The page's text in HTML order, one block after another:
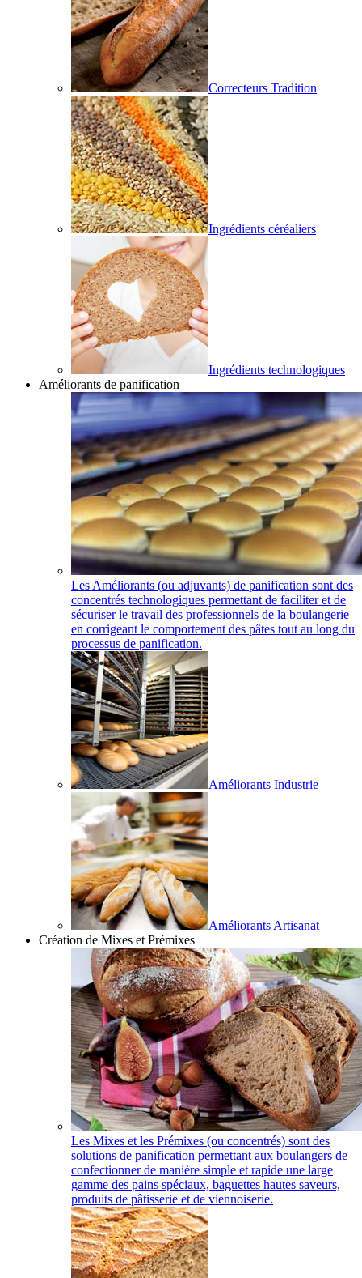
Correcteurs Tradition
Ingrédients céréaliers
Ingrédients technologiques
Améliorants de panification
Les Améliorants (ou adjuvants) de panification sont des
concentrés technologiques permettant de faciliter et de
sécuriser le travail des professionnels de la boulangerie
en corrigeant le comportement des pâtes tout au long du
processus de panification.
Améliorants Industrie
Améliorants Artisanat
Création de Mixes et Prémixes
Les Mixes et les Prémixes (ou concentrés) sont des
solutions de panification permettant aux boulangers de
confectionner de manière simple et rapide une large
gamme des pains spéciaux, baguettes hautes saveurs,
produits de pâtisserie et de viennoiserie.